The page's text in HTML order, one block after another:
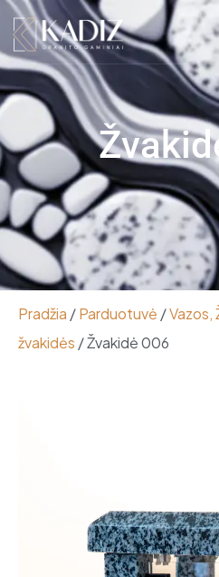
Pradžia /Parduotuvė /Vazos,
žvakidės / Žvakidė 006